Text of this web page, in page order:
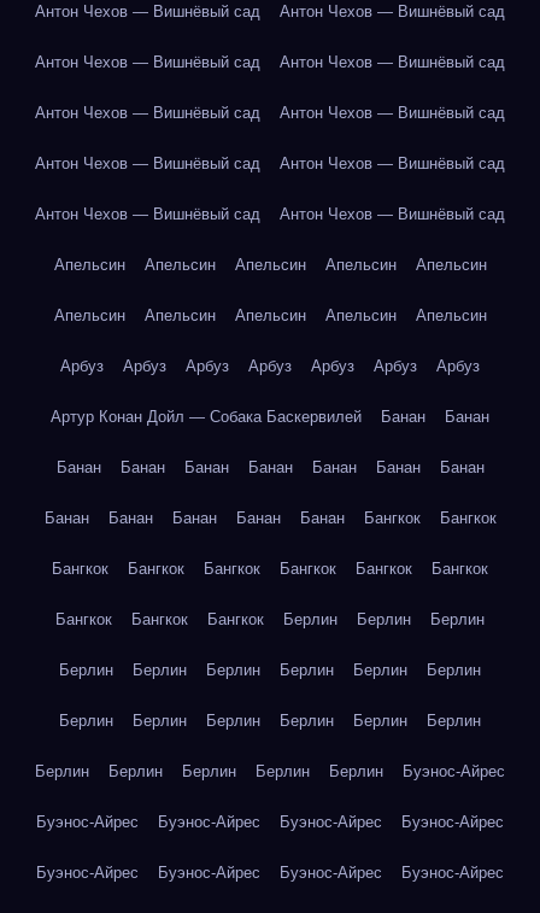
Антон Чехов — Вишнёвый сад Антон Чехов — Вишнёвый сад
Антон Чехов — Вишнёвый сад Антон Чехов — Вишнёвый сад
Антон Чехов — Вишнёвый сад Антон Чехов — Вишнёвый сад
Антон Чехов — Вишнёвый сад Антон Чехов — Вишнёвый сад
Антон Чехов — Вишнёвый сад Антон Чехов — Вишнёвый сад
Апельсин Апельсин Апельсин Апельсин Апельсин
Апельсин Апельсин Апельсин Апельсин Апельсин
Арбуз Арбуз Арбуз Арбуз Арбуз Арбуз Арбуз
Артур Конан Дойл — Собака Баскервилей Банан Банан
Банан Банан Банан Банан Банан Банан Банан
Банан Банан Банан Банан Банан Бангкок Бангкок
Бангкок Бангкок Бангкок Бангкок Бангкок Бангкок
Бангкок Бангкок Бангкок Берлин Берлин Берлин
Берлин Берлин Берлин Берлин Берлин Берлин
Берлин Берлин Берлин Берлин Берлин Берлин
Берлин Берлин Берлин Берлин Берлин Буэнос-Айрес
Буэнос-Айрес Буэнос-Айрес Буэнос-Айрес Буэнос-Айрес
Буэнос-Айрес Буэнос-Айрес Буэнос-Айрес Буэнос-Айрес